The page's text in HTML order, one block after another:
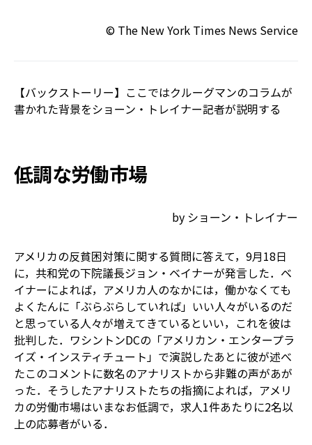
© The New York Times News Service
【バックストーリー】ここではクルーグマンのコラムが
書かれた背景をショーン・トレイナー記者が説明する
低調な労働市場
by ショーン・トレイナー
アメリカの反貧困対策に関する質問に答えて，9月18日
に，共和党の下院議長ジョン・ベイナーが発言した．ベ
イナーによれば，アメリカ人のなかには，働かなくても
よくたんに「ぶらぶらしていれば」いい人々がいるのだ
と思っている人々が増えてきているといい，これを彼は
批判した．ワシントンDCの「アメリカン・エンタープラ
イズ・インスティチュート」で演説したあとに彼が述べ
たこのコメントに数名のアナリストから非難の声があが
った．そうしたアナリストたちの指摘によれば，アメリ
カの労働市場はいまなお低調で，求人1件あたりに2名以
上の応募者がいる．